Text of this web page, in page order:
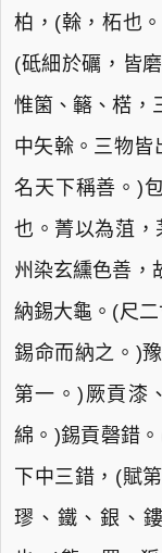
柏，(榦，柘也
(砥細於礪，皆
惟箘、簵、楛，
中矢榦。三物皆
名天下稱善。)
也。菁以為菹
州染玄纁色善，
納錫大龜。(尺
錫命而納之。)
第一。)厥貢漆
綿。)錫貢磬錯
下中三錯，(賦
璆、鐵、銀、